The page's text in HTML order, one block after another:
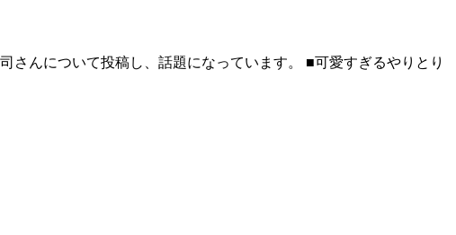
さんについて投稿し、話題になっています。 ■可愛すぎるやりとり